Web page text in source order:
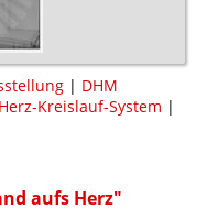
| DHM
Herz-Kreislauf-System |
aufs Herz"